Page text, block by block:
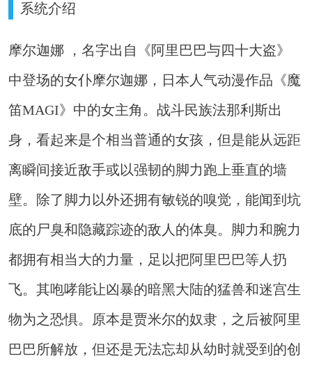
系统介绍
摩尔迦娜 ，名字出自《阿里巴巴与四十大盗》
中登场的女仆摩尔迦娜，日本人气动漫作品《魔
笛MAGI》中的女主角。战斗民族法那利斯出
身，看起来是个相当普通的女孩，但是能从远距
离瞬间接近敌手或以强韧的脚力跑上垂直的墙
壁。除了脚力以外还拥有敏锐的嗅觉，能闻到坑
底的尸臭和隐藏踪迹的敌人的体臭。脚力和腕力
都拥有相当大的力量，足以把阿里巴巴等人扔
飞。其咆哮能让凶暴的暗黑大陆的猛兽和迷宫生
物为之恐惧。原本是贾米尔的奴隶，之后被阿里
巴巴所解放，但还是无法忘却从幼时就受到的创